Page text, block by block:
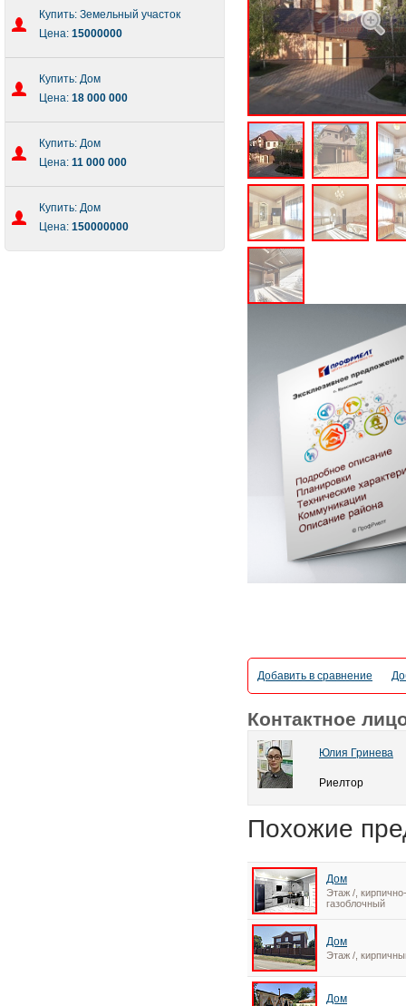
Купить: Земельный участок
Цена: 15000000
Купить: Дом
Цена: 18 000 000
Купить: Дом
Цена: 11 000 000
Купить: Дом
Цена: 150000000
Добавить в сравнение
Контактное
Юлия Гринева
Риелтор
Похожие
Дом
Этаж /, кирпично-
газоблочный
Дом
Этаж /,
Дом